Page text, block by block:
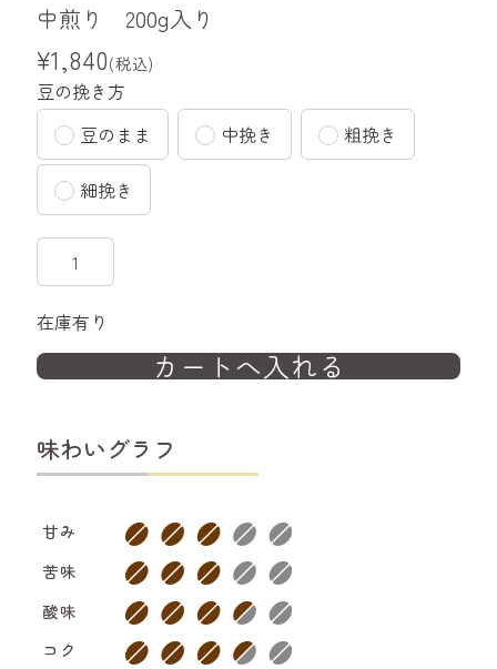
中煎り 200g入り
¥1,840(税込)
豆の挽き方
豆のまま
中挽き 粗挽き
細挽き
在庫有り
味わいグラフ
甘み
苦味
酸味
コク